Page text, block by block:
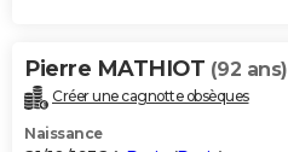
Pierre MATHIOT (92 ans)
Créer une cagnotte obsèques
Naissance